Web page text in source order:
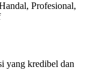
Profesional,
yang kredibel dan